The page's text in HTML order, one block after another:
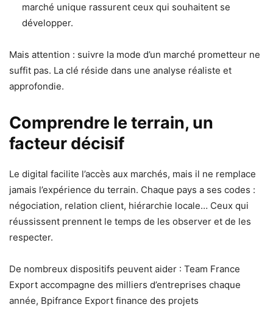
marché unique rassurent ceux qui souhaitent se
développer.
Mais attention : suivre la mode d’un marché prometteur ne
suffit pas. La clé réside dans une analyse réaliste et
approfondie.
Comprendre le terrain, un
facteur décisif
Le digital facilite l’accès aux marchés, mais il ne remplace
jamais l’expérience du terrain. Chaque pays a ses codes :
négociation, relation client, hiérarchie locale… Ceux qui
réussissent prennent le temps de les observer et de les
respecter.
De nombreux dispositifs peuvent aider : Team France
Export accompagne des milliers d’entreprises chaque
année, Bpifrance Export finance des projets